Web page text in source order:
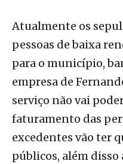
Atualmente os
pessoas de baixa
para o município,
empresa de
serviço não vai
faturamento das
excedentes vão ter
públicos, além disso